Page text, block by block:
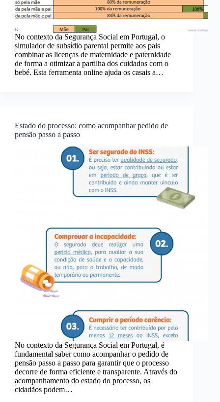
No contexto da Segurança Social em Portugal, o
simulador de subsídio parental permite aos pais
combinar as licenças de maternidade e paternidade
de forma a otimizar a partilha dos cuidados com o
bebé. Esta ferramenta online ajuda os casais a…
Estado do processo: como acompanhar pedido de
pensão passo a passo
No contexto da Segurança Social em Portugal, é
fundamental saber como acompanhar o pedido de
pensão passo a passo para garantir que o processo
decorre de forma eficiente e transparente. Através do
acompanhamento do estado do processo, os
cidadãos podem…